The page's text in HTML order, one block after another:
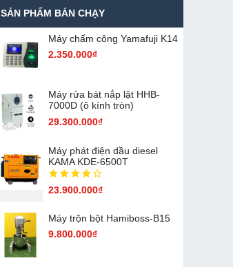
SẢN PHẨM BÁN CHẠY
Máy chấm cô​ng Yamafuji K14
2.350.000₫
Máy rửa bát nắp lật HHB-
7000D (ô kính tròn)
29.300.000₫
Máy phát điện dầu diesel
KAMA KDE-6500T
23.900.000₫
Máy trộn bột Hamiboss-B15
9.800.000₫